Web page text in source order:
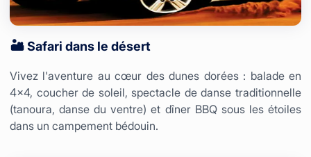
🏜️ Safari dans le désert
Vivez l'aventure au cœur des dunes dorées : balade en
4x4, coucher de soleil, spectacle de danse traditionnelle
(tanoura, danse du ventre) et dîner BBQ sous les étoiles
dans un campement bédouin.